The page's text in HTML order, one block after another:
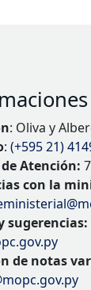
: Oliva y
: (+595 21)
Atención:
con la
sugerencias:
de notas